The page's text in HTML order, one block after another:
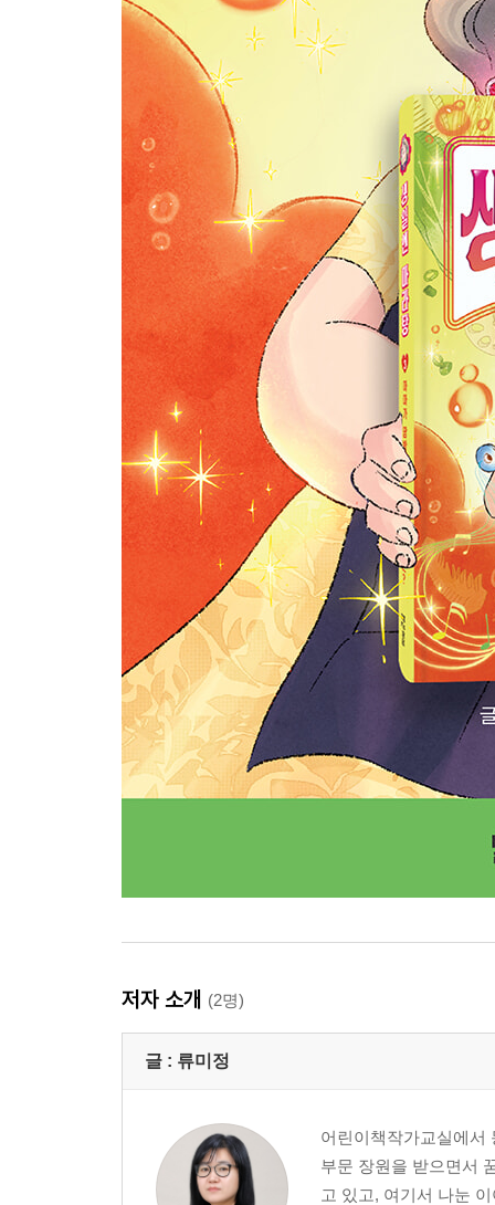
저자 소개 (2명)
글 : 류미정
어린이책작가교실에서
부문 장원을 받으면서
고 있고, 여기서 나눈